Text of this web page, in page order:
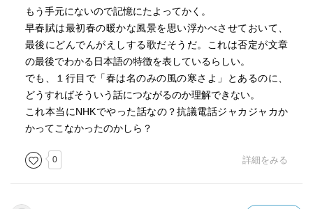
もう手元にないので記憶にたよってかく。
早春賦は最初春の暖かな風景を思い浮かべさせておいて、
最後にどんでんがえしする歌だそうだ。これは否定が文章
の最後でわかる日本語の特徴を表しているらしい。
でも、１行目で「春は名のみの風の寒さよ」とあるのに、
どうすればそういう話につながるのか理解できない。
これ本当にNHKでやった話なの？抗議電話ジャカジャカか
かってこなかったのかしら？
0 詳細をみる